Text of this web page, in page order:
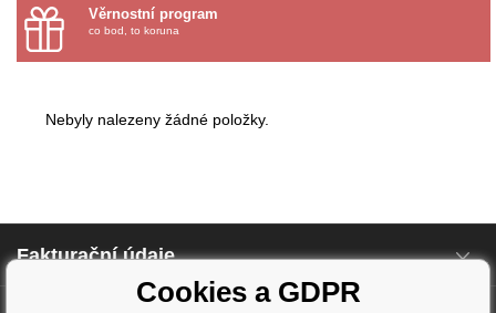
Věrnostní program
co bod, to koruna
Nebyly nalezeny žádné položky.
Fakturační údaje
Cookies a GDPR